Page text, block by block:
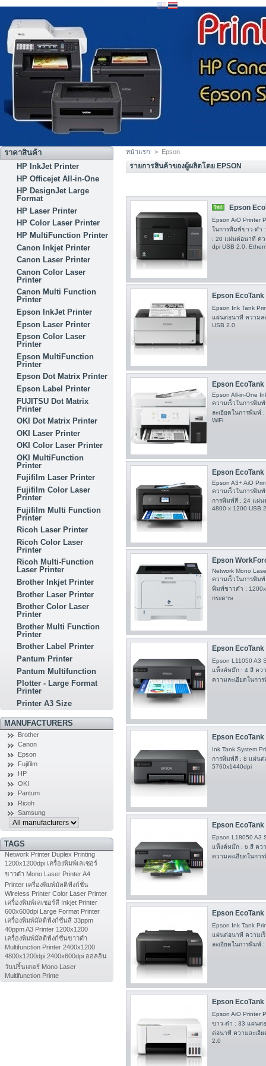
ราคาสินค้า
HP InkJet Printer
HP Officejet All-in-One
HP DesignJet Large
Format
HP Laser Printer
HP Color Laser Printer
HP MultiFunction Printer
Canon Inkjet Printer
Canon Laser Printer
Canon Color Laser
Printer
Canon Multi Function
Printer
Epson InkJet Printer
Epson Laser Printer
Epson Color Laser
Printer
Epson MultiFunction
Printer
Epson Dot Matrix Printer
Epson Label Printer
FUJITSU Dot Matrix
Printer
OKI Dot Matrix Printer
OKI Laser Printer
OKI Color Laser Printer
OKI MultiFunction
Printer
Fujifilm Laser Printer
Fujifilm Color Laser
Printer
Fujifilm Multi Function
Printer
Ricoh Laser Printer
Ricoh Color Laser
Printer
Ricoh Multi-Function
Laser Printer
Brother Inkjet Printer
Brother Laser Printer
Brother Color Laser
Printer
Brother Multi Function
Printer
Brother Label Printer
Pantum Printer
Pantum Multifunction
Plotter - Large Format
Printer
Printer A3 Size
MANUFACTURERS
Brother
Canon
Epson
Fujifilm
HP
OKI
Pantum
Ricoh
Samsung
TAGS
Network Printer Duplex Printing
1200x1200dpi เครื่องพิมพ์เลเซอร์
ขาวดำ Mono Laser PrinterA4
Printer เครื่องพิมพ์มัลติฟังก์ชั่น
Wireless Printer Color Laser Printer
เครื่องพิมพ์เลเซอร์สี Inkjet Printer
600x600dpi Large Format Printer
เครื่องพิมพ์มัลติฟังก์ชั่นสี 33ppm
40ppmA3 Printer 1200x1200
เครื่องพิมพ์มัลติฟังก์ชั่นขาวดำ
Multifunction Printer 2400x1200
4800x1200dpi 2400x600dpi ออลอิน
วันปริ้นเตอร์ Mono Laser
Multifunction Printe
หน้าแรก > Epson
รายการสินค้าของผู้ผลิตโดย EPSON
ใหม่ Epson
Epson AiO Printer
ในการพิมพ์ขาว-ดำ
: 20 แผ่นต่อนาที คว
dpi USB 2.0,
Epson
Epson Ink Tank
แผ่นต่อนาที ความล
USB 2.0
Epson
Epson All-in-One
ความเร็วในการพิม
ละเอียดในการพิมพ์
WiFi
Epson EcoTank
Epson A3+ AiO
ความเร็วในการพิม
การพิมพ์สี : 24 แผ่น
4800 x 1200 USB
Epson
Network Mono
ความเร็วในการพิม
พิมพ์ขาวดำ :
กระดาษ
Epson
Epson L11050 A3
แท็งค์หมึก : 4 สี คว
ความละเอียดในกา
Epson
Ink Tank System
การพิมพ์สี : 8 แผ่นต่
5760x1440dpi
Epson
Epson L18050 A3
แท็งค์หมึก : 6 สี คว
ความละเอียดในกา
Epson
Epson Ink Tank
แผ่นต่อนาที ความเ
ละเอียดในการพิมพ์
Epson EcoTank
Epson AiO Printer
ขาว-ดำ : 33 แผ่นต่
ต่อนาที ความละเอีย
2.0